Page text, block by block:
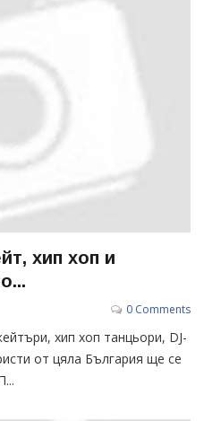
хип хоп и
0 Comments
хип хоп танцьори, DJ-
от цяла България ще се